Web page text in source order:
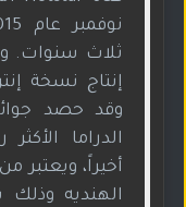
ثلاث سنوات.
إنتاج نسخة
وقد حصد
الدراما
أخيراً،
الهنديه